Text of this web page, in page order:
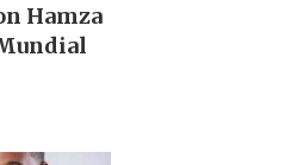
Hamza